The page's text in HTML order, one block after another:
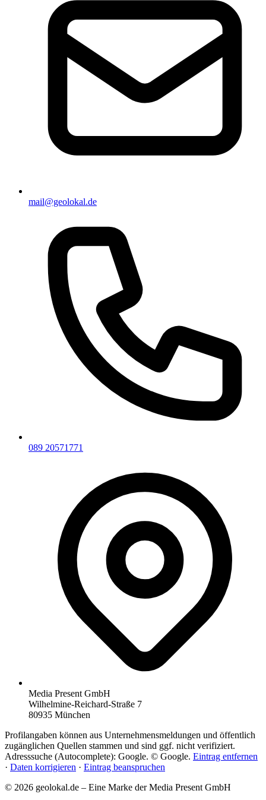
mail@geolokal.de
089 20571771
Media Present GmbH
Wilhelmine-Reichard-Straße 7
80935 München
Profilangaben können aus Unternehmensmeldungen und öffentlich
zugänglichen Quellen stammen und sind ggf. nicht verifiziert.
Adresssuche (Autocomplete): Google. © Google. Eintrag entfernen
· Daten korrigieren · Eintrag beanspruchen
© 2026 geolokal.de – Eine Marke der Media Present GmbH